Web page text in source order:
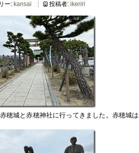
ー: kansai 投稿者: ikeriri
穂城と赤穂神社に行ってきました。赤穂城